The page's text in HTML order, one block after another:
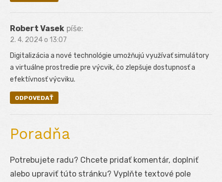
Robert Vasek píše:
2. 4. 2024 o 13:07
Digitalizácia a nové technológie umožňujú využívať simulátory
a virtuálne prostredie pre výcvik, čo zlepšuje dostupnosť a
efektívnosť výcviku.
ODPOVEDAŤ
Poradňa
Potrebujete radu? Chcete pridať komentár, doplniť
alebo upraviť túto stránku? Vyplňte textové pole